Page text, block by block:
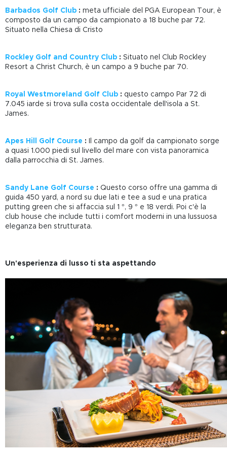
Barbados Golf Club : meta ufficiale del PGA European Tour, è
composto da un campo da campionato a 18 buche par 72.
Situato nella Chiesa di Cristo
Rockley Golf and Country Club : Situato nel Club Rockley
Resort a Christ Church, è un campo a 9 buche par 70.
Royal Westmoreland Golf Club : questo campo Par 72 di
7.045 iarde si trova sulla costa occidentale dell'isola a St.
James.
Apes Hill Golf Course :
Il campo da golf da campionato sorge
a quasi 1.000 piedi sul livello del mare con vista panoramica
dalla parrocchia di St. James.
Sandy Lane Golf Course : Questo corso offre una gamma di
guida 450 yard, a nord su due lati e tee a sud e una pratica
putting green che si affaccia sul 1 °, 9 ° e 18 verdi. Poi c'è la
club house che include tutti i comfort moderni in una lussuosa
eleganza ben strutturata.
Un'esperienza di lusso ti sta aspettando